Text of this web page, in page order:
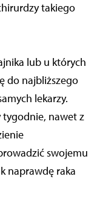
takiego
lub u których
do najbliższego
lekarzy.
tygodnie, nawet z
swojemu
naprawdę raka